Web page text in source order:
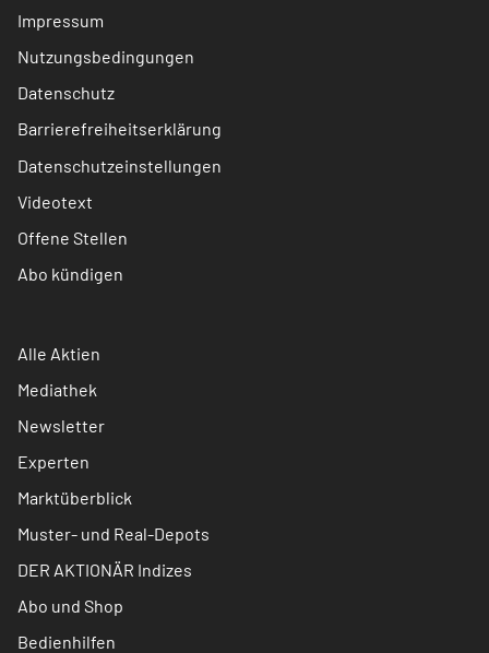
Impressum
Nutzungsbedingungen
Datenschutz
Barrierefreiheitserklärung
Datenschutzeinstellungen
Videotext
Offene Stellen
Abo kündigen
Alle Aktien
Mediathek
Newsletter
Experten
Marktüberblick
Muster- und Real-Depots
DER AKTIONÄR Indizes
Abo und Shop
Bedienhilfen